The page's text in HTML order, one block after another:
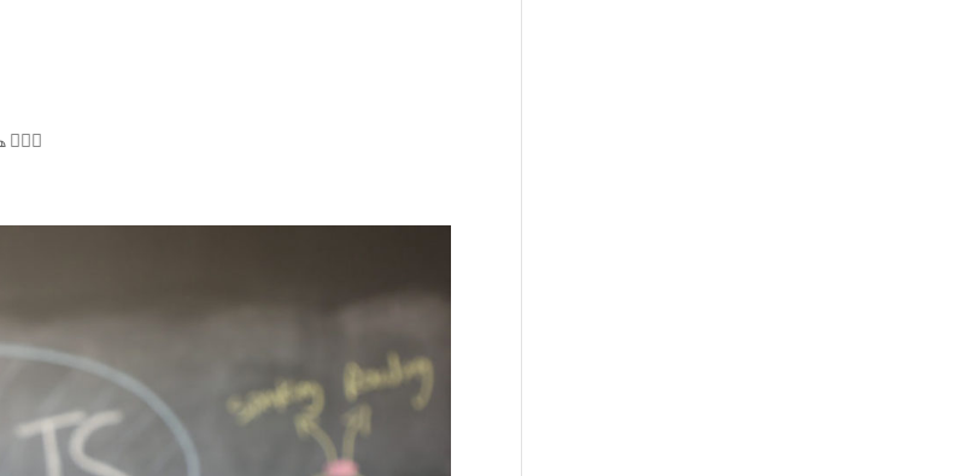
هذا شرح لخطتك التدريبية عشان تطور لغتك وتستعد للايلتس في ٣ اشهر 🙅🏻‍♂️